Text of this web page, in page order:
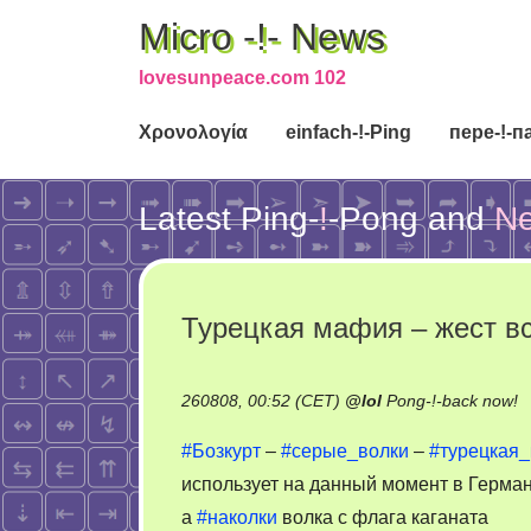
Micro -!- News
lovesunpeace.com 102
Χρονολογία einfach-!-Ping пере-!-
Latest Ping-!-Pongand
Турецкая мафия – жест
260808, 00:52 (CET) @lol Pong-!-back now!on
–
#Бозкурт – #серые_волки –
использует на данный момент в
а #наколки волка с флага каганата